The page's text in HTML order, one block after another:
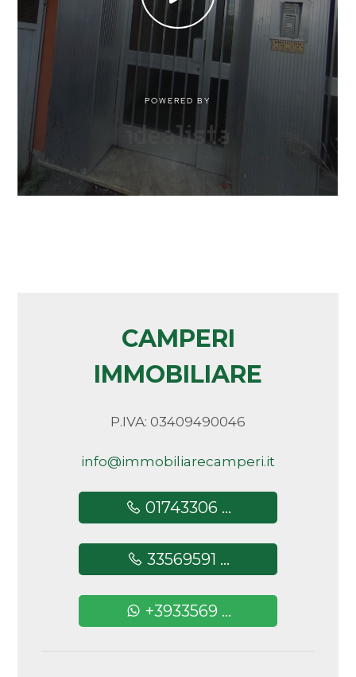
CAMPERI
IMMOBILIARE
P.IVA: 03409490046
info@immobiliarecamperi.it
01743306 ...
33569591 ...
+3933569 ...